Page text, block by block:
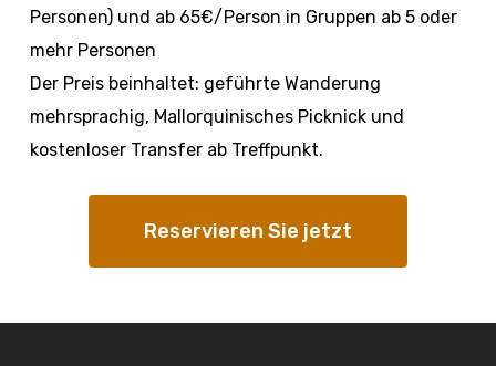
Personen) und ab 65€/Person in Gruppen ab 5 oder
mehr Personen
Der Preis beinhaltet: geführte Wanderung
mehrsprachig, Mallorquinisches Picknick und
kostenloser Transfer ab Treffpunkt.
Reservieren Sie jetzt